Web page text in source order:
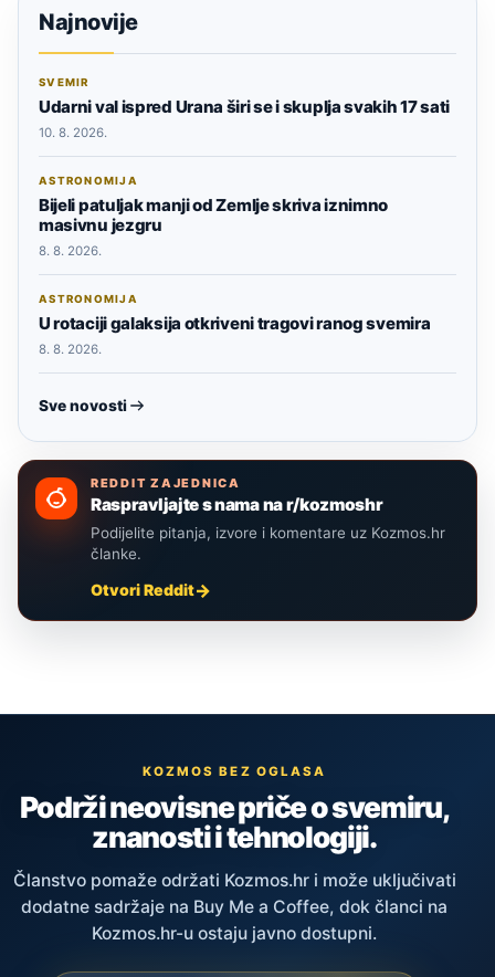
Najnovije
SVEMIR
Udarni val ispred Urana širi se i skuplja svakih 17 sati
10. 8. 2026.
ASTRONOMIJA
Bijeli patuljak manji od Zemlje skriva iznimno
masivnu jezgru
8. 8. 2026.
ASTRONOMIJA
U rotaciji galaksija otkriveni tragovi ranog svemira
8. 8. 2026.
Sve novosti
REDDIT ZAJEDNICA
Raspravljajte s nama na r/kozmoshr
Podijelite pitanja, izvore i komentare uz Kozmos.hr
članke.
Otvori Reddit
KOZMOS BEZ OGLASA
Podrži neovisne priče o svemiru,
znanosti i tehnologiji.
Članstvo pomaže održati Kozmos.hr i može uključivati
dodatne sadržaje na Buy Me a Coffee, dok članci na
Kozmos.hr-u ostaju javno dostupni.